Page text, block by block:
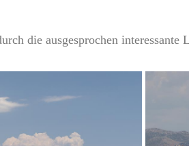
die ausgesprochen interessante